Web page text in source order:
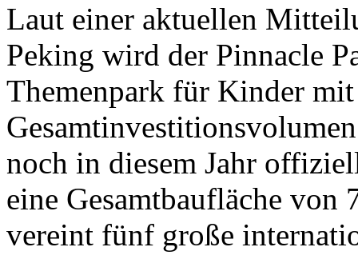
Laut einer aktuellen
Peking wird der Pinnacle
Themenpark für Kinder
noch in diesem Jahr
eine Gesamtbaufläche von
vereint fünf große